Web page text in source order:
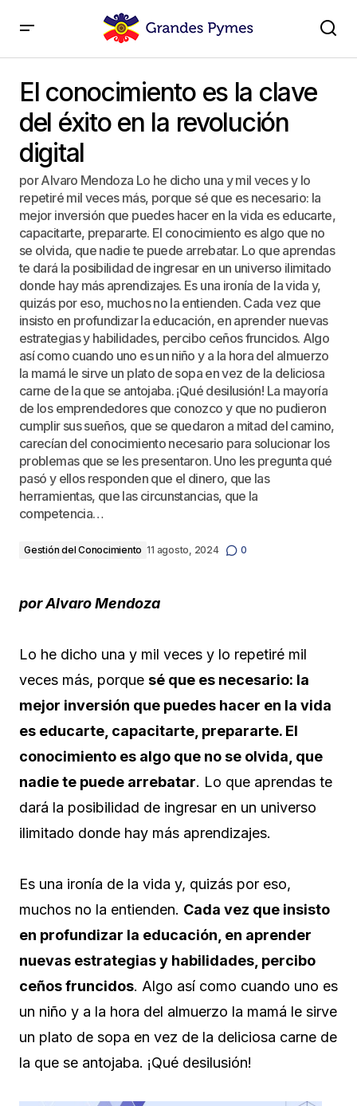
digital
El conocimiento es la clave
del éxito en la revolución
digital
por Alvaro Mendoza Lo he dicho una y mil veces y lo
repetiré mil veces más, porque sé que es necesario: la
mejor inversión que puedes hacer en la vida es educarte,
capacitarte, prepararte. El conocimiento es algo que no
se olvida, que nadie te puede arrebatar. Lo que aprendas
te dará la posibilidad de ingresar en un universo ilimitado
donde hay más aprendizajes. Es una ironía de la vida y,
quizás por eso, muchos no la entienden. Cada vez que
insisto en profundizar la educación, en aprender nuevas
estrategias y habilidades, percibo ceños fruncidos. Algo
así como cuando uno es un niño y a la hora del almuerzo
la mamá le sirve un plato de sopa en vez de la deliciosa
carne de la que se antojaba. ¡Qué desilusión! La mayoría
de los emprendedores que conozco y que no pudieron
cumplir sus sueños, que se quedaron a mitad del camino,
carecían del conocimiento necesario para solucionar los
problemas que se les presentaron. Uno les pregunta qué
pasó y ellos responden que el dinero, que las
herramientas, que las circunstancias, que la
competencia…
Gestión del Conocimiento 11 agosto, 2024 0
por Alvaro Mendoza
Lo he dicho una y mil veces y lo repetiré mil
veces más, porque sé que es necesario: la
mejor inversión que puedes hacer en la vida
es educarte, capacitarte, prepararte. El
conocimiento es algo que no se olvida, que
nadie te puede arrebatar. Lo que aprendas te
dará la posibilidad de ingresar en un universo
ilimitado donde hay más aprendizajes.
Es una ironía de la vida y, quizás por eso,
muchos no la entienden. Cada vez que insisto
en profundizar la educación, en aprender
nuevas estrategias y habilidades, percibo
ceños fruncidos. Algo así como cuando uno es
un niño y a la hora del almuerzo la mamá le sirve
un plato de sopa en vez de la deliciosa carne de
la que se antojaba. ¡Qué desilusión!